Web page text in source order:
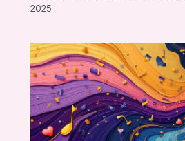
2025